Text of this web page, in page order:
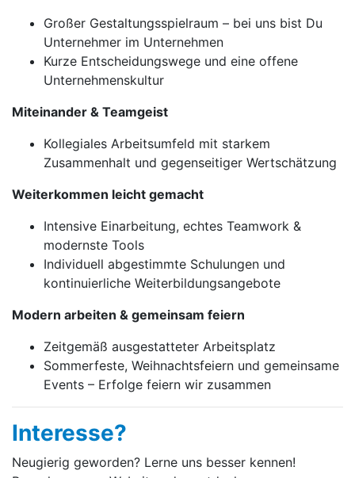
Großer Gestaltungsspielraum – bei uns bist Du
Unternehmer im Unternehmen
Kurze Entscheidungswege und eine offene
Unternehmenskultur
Miteinander & Teamgeist
Kollegiales Arbeitsumfeld mit starkem
Zusammenhalt und gegenseitiger Wertschätzung
Weiterkommen leicht gemacht
Intensive Einarbeitung, echtes Teamwork &
modernste Tools
Individuell abgestimmte Schulungen und
kontinuierliche Weiterbildungsangebote
Modern arbeiten & gemeinsam feiern
Zeitgemäß ausgestatteter Arbeitsplatz
Sommerfeste, Weihnachtsfeiern und gemeinsame
Events – Erfolge feiern wir zusammen
Interesse?
Neugierig geworden? Lerne uns besser kennen!